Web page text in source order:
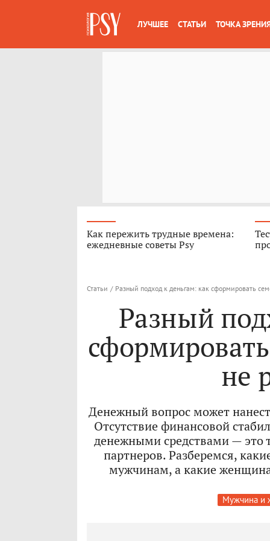
ЛУЧШЕЕ СТАТЬИ ТОЧКА
Как пережить трудные времена:
ежедневные советы Psy
Статьи / Разный подход к деньгам: как сформировать
Разный
не
Денежный вопрос может
Отсутствие финансовой
денежными средствами — это
партнеров. Разберемся,
мужчинам, а какие
Мужчина и